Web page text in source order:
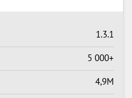
1.3.1
5 000+
4,9M